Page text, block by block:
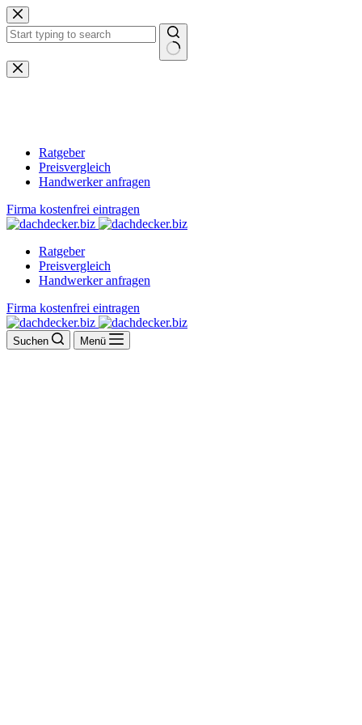
Zum
Inhalt
springen
Keine
Ergebnisse
Ratgeber
Preisvergleich
Handwerker anfragen
Firma kostenfrei eintragen
Ratgeber
Preisvergleich
Handwerker anfragen
Firma kostenfrei eintragen
Suchen Menü